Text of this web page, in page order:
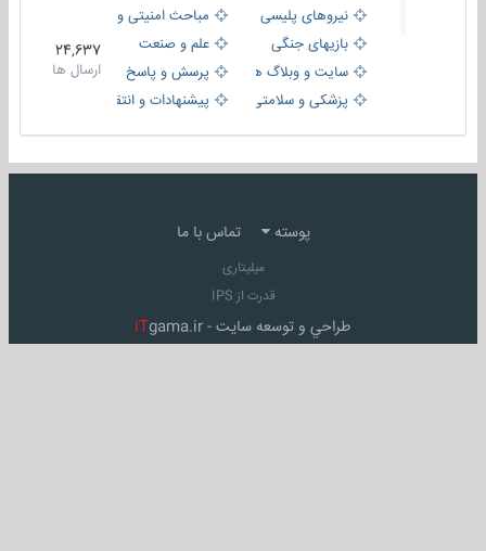
نیروهای پلیسی
مباحث امنیتی و اطلاعاتی
بازیهای جنگی
علم و صنعت
سایت و وبلاگ ها
پرسش و پاسخ
پزشکی و سلامتی
پیشنهادات و انتقادات
24,637
ارسال ها
پوسته تماس با ما
میلیتاری
قدرت از IPS
طراحي و توسعه سايت - iTgama.ir